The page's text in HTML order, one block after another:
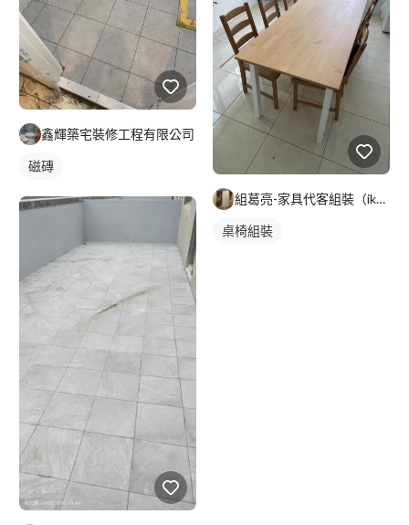
鑫輝築宅裝修工程有限公司
磁磚
組葛亮-家具代客組裝（ikea、淘寶）
桌椅組裝